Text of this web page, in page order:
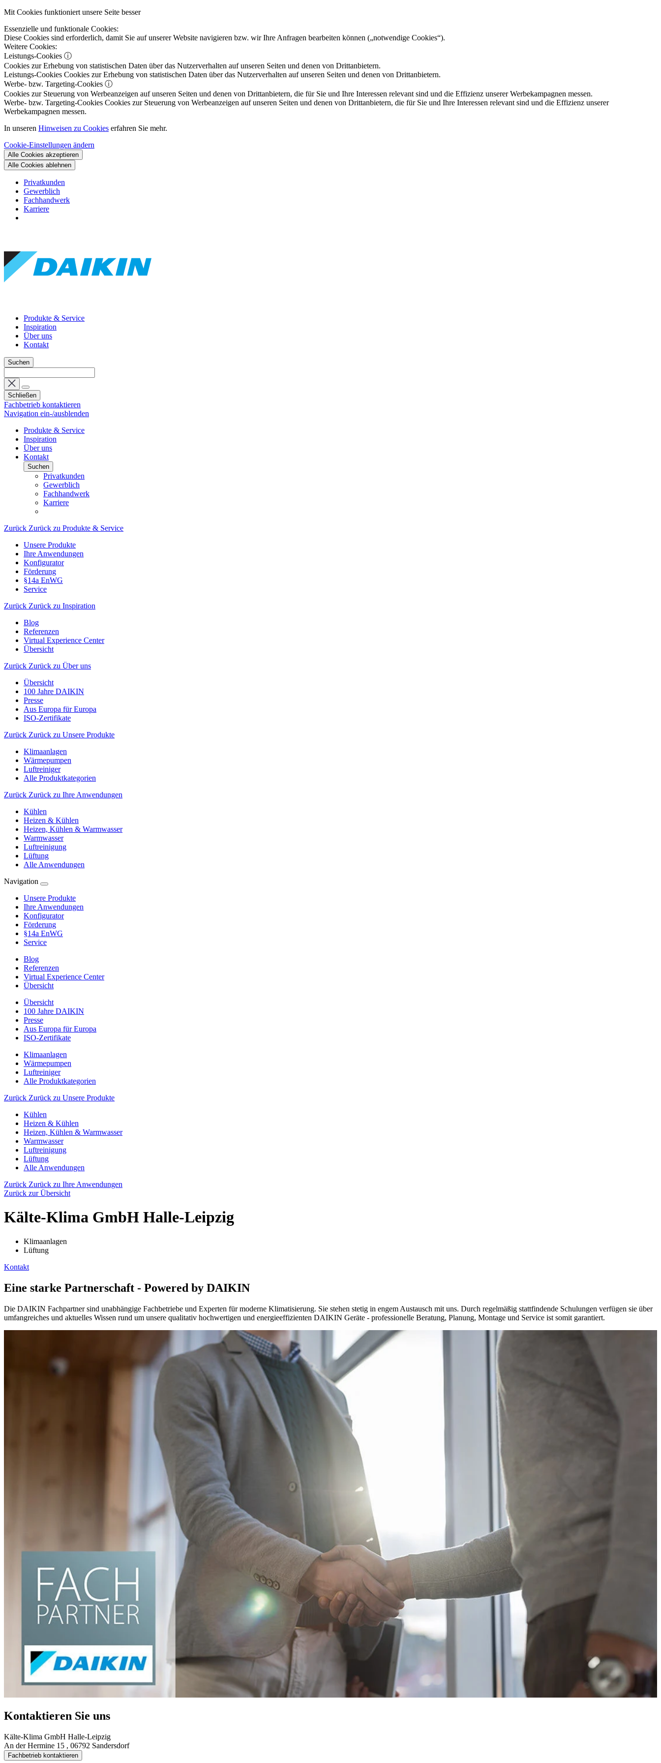
Mit Cookies funktioniert unsere Seite besser
Essenzielle und funktionale Cookies:
Diese Cookies sind erforderlich, damit Sie auf unserer Website navigieren bzw. wir Ihre Anfragen bearbeiten können („notwendige Cookies“).
Weitere Cookies:
Leistungs-Cookies ⓘ
Cookies zur Erhebung von statistischen Daten über das Nutzerverhalten auf unseren Seiten und denen von Drittanbietern.
Leistungs-Cookies Cookies zur Erhebung von statistischen Daten über das Nutzerverhalten auf unseren Seiten und denen von Drittanbietern.
Werbe- bzw. Targeting-Cookies ⓘ
Cookies zur Steuerung von Werbeanzeigen auf unseren Seiten und denen von Drittanbietern, die für Sie und Ihre Interessen relevant sind und die Effizienz unserer Werbekampagnen messen.
Werbe- bzw. Targeting-Cookies Cookies zur Steuerung von Werbeanzeigen auf unseren Seiten und denen von Drittanbietern, die für Sie und Ihre Interessen relevant sind und die Effizienz unserer
Werbekampagnen messen.
In unseren Hinweisen zu Cookies erfahren Sie mehr.
Cookie-Einstellungen ändern
Alle Cookies akzeptieren
Alle Cookies ablehnen
Privatkunden
Gewerblich
Fachhandwerk
Karriere
Produkte & Service
Inspiration
Über uns
Kontakt
Suchen
Schließen
Fachbetrieb kontaktieren
Navigation ein-/ausblenden
Produkte & Service
Inspiration
Über uns
Kontakt
Suchen
Privatkunden
Gewerblich
Fachhandwerk
Karriere
Zurück Zurück zu Produkte & Service
Unsere Produkte
Ihre Anwendungen
Konfigurator
Förderung
§14a EnWG
Service
Zurück Zurück zu Inspiration
Blog
Referenzen
Virtual Experience Center
Übersicht
Zurück Zurück zu Über uns
Übersicht
100 Jahre DAIKIN
Presse
Aus Europa für Europa
ISO-Zertifikate
Zurück Zurück zu Unsere Produkte
Klimaanlagen
Wärmepumpen
Luftreiniger
Alle Produktkategorien
Zurück Zurück zu Ihre Anwendungen
Kühlen
Heizen & Kühlen
Heizen, Kühlen & Warmwasser
Warmwasser
Luftreinigung
Lüftung
Alle Anwendungen
Navigation
Unsere Produkte
Ihre Anwendungen
Konfigurator
Förderung
§14a EnWG
Service
Blog
Referenzen
Virtual Experience Center
Übersicht
Übersicht
100 Jahre DAIKIN
Presse
Aus Europa für Europa
ISO-Zertifikate
Klimaanlagen
Wärmepumpen
Luftreiniger
Alle Produktkategorien
Zurück Zurück zu Unsere Produkte
Kühlen
Heizen & Kühlen
Heizen, Kühlen & Warmwasser
Warmwasser
Luftreinigung
Lüftung
Alle Anwendungen
Zurück Zurück zu Ihre Anwendungen
Zurück zur Übersicht
Kälte-Klima GmbH Halle-Leipzig
Klimaanlagen
Lüftung
Kontakt
Eine starke Partnerschaft - Powered by DAIKIN
Die DAIKIN Fachpartner sind unabhängige Fachbetriebe und Experten für moderne Klimatisierung. Sie stehen stetig in engem Austausch mit uns. Durch regelmäßig stattfindende Schulungen verfügen sie über
umfangreiches und aktuelles Wissen rund um unsere qualitativ hochwertigen und energieeffizienten DAIKIN Geräte - professionelle Beratung, Planung, Montage und Service ist somit garantiert.
Kontaktieren Sie uns
Kälte-Klima GmbH Halle-Leipzig
An der Hermine 15 , 06792 Sandersdorf
Fachbetrieb kontaktieren